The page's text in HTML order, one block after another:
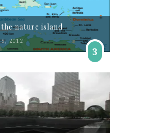
nature island
2012
3